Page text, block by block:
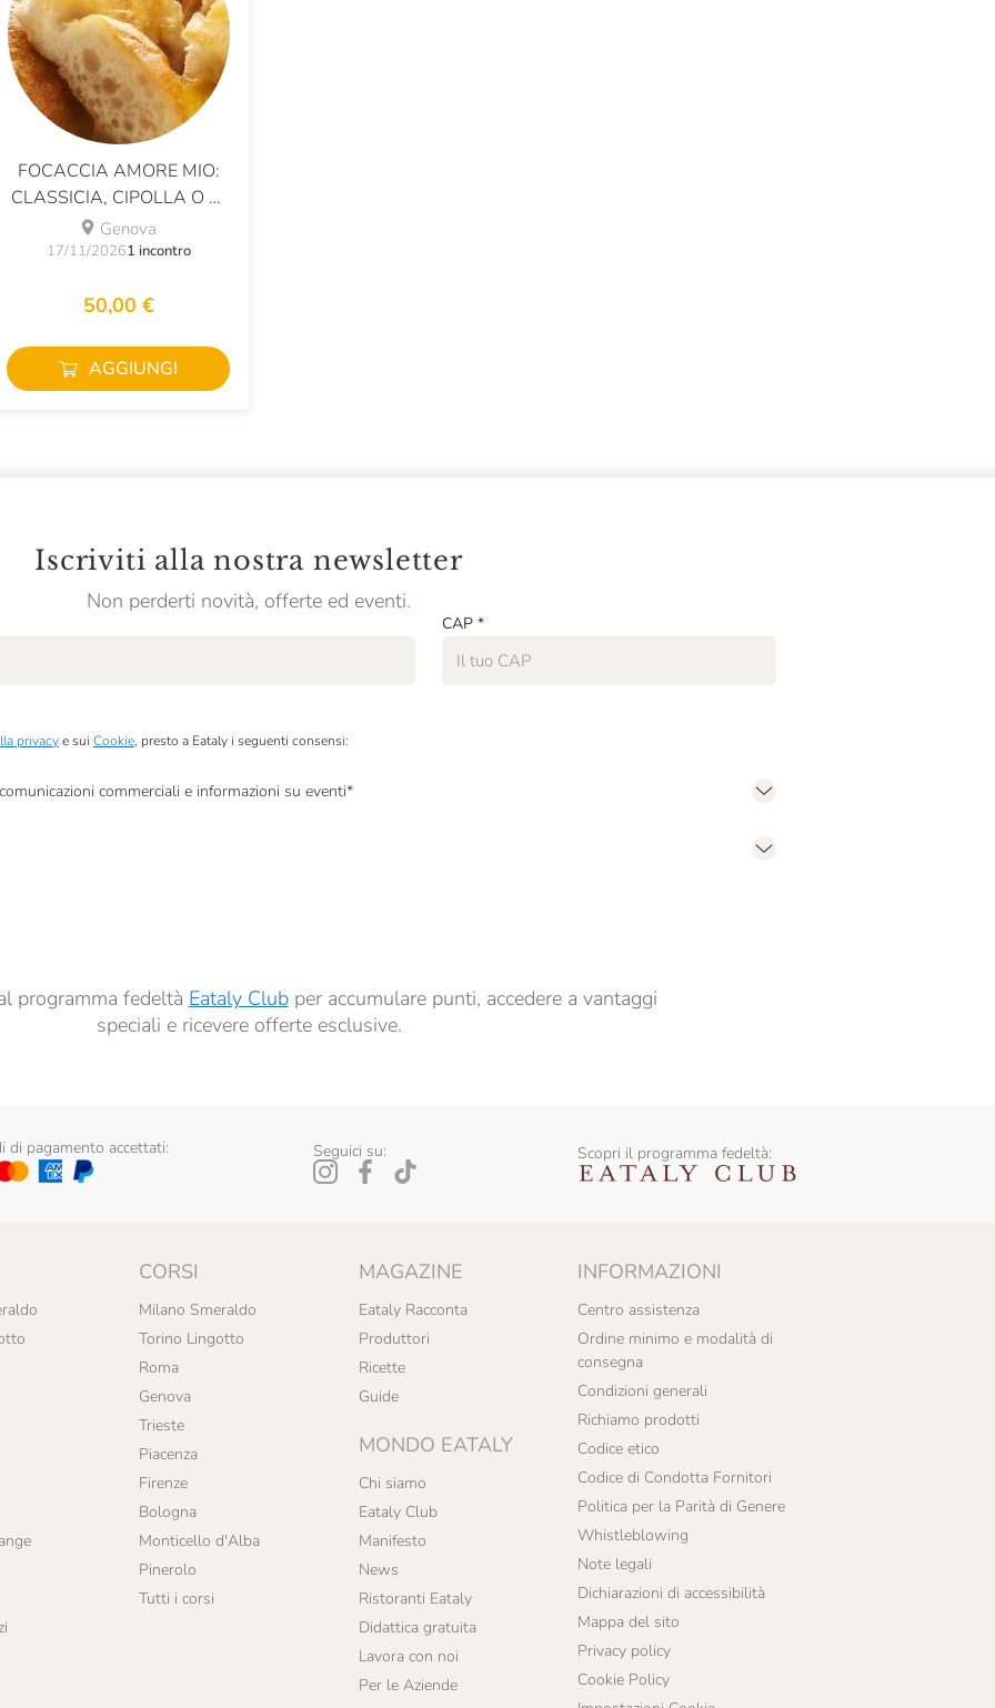
FOCACCIA AMORE MIO:
CLASSICIA, CIPOLLA O DI
PATATE?
Genova
17/11/20261 incontro
50,00 €
AGGIUNGI
Iscriviti alla nostra newsletter
Non perderti novità, offerte ed eventi.
CAP *
privacye sui Cookie, presto a Eataly i seguenti consensi:
commerciali e informazioni su eventi*
programma fedeltà Eataly Clubper accumulare punti, accedere a vantaggi
speciali e ricevere offerte esclusive.
di pagamento accettati: Seguici su: Scopri il programma fedeltà:
CORSI
Milano Smeraldo
Torino Lingotto
Roma
Genova
Trieste
Piacenza
Firenze
Bologna
Monticello d'Alba
Pinerolo
Tutti i corsi
MAGAZINE
Eataly Racconta
Produttori
Ricette
Guide
MONDO EATALY
Chi siamo
Eataly Club
Manifesto
News
Ristoranti Eataly
Didattica gratuita
Lavora con noi
Per le Aziende
INFORMAZIONI
Centro assistenza
Ordine minimo e modalità di
consegna
Condizioni generali
Richiamo prodotti
Codice etico
Codice di Condotta Fornitori
Politica per la Parità di Genere
Whistleblowing
Note legali
Dichiarazioni di accessibilità
Mappa del sito
Privacy policy
Cookie Policy